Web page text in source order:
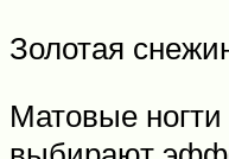
Золотая
Матовые ногти